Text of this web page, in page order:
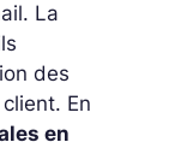
La
des
En
en